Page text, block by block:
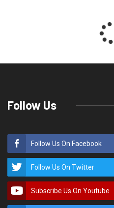
Follow Us
Follow Us On Facebook
Follow Us On Twitter
Subscribe Us On Youtube